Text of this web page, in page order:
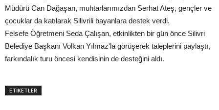
Müdürü Can Dağaşan, muhtarlarımızdan Serhat Ateş, gençler ve
çocuklar da katılarak Silivrili bayanlara destek verdi.
Felsefe Öğretmeni Seda Çalışan, etkinlikten bir gün önce Silivri
Belediye Başkanı Volkan Yılmaz'la görüşerek taleplerini paylaştı,
farkındalık turu öncesi kendisinin de desteğini aldı.
ETİKETLER